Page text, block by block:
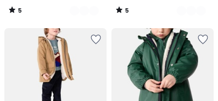
5
/
5
/